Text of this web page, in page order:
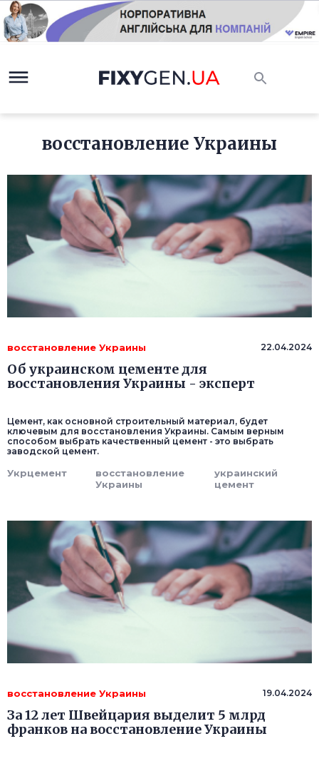
восстановление Украины
восстановление Украины 22.04.2024
Об украинском цементе для
восстановления Украины - эксперт
Цемент, как основной строительный материал, будет
ключевым для восстановления Украины. Самым верным
способом выбрать качественный цемент - это выбрать
заводской цемент.
Укрцемент
восстановление
Украины
украинский
цемент
восстановление Украины 19.04.2024
За 12 лет Швейцария выделит 5 млрд
франков на восстановление Украины